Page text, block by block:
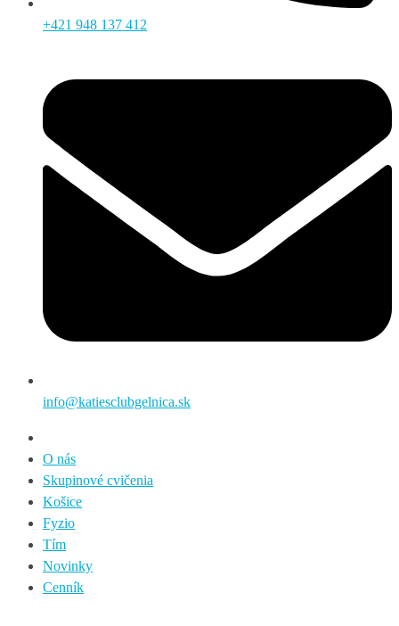
+421 948 137 412
info@katiesclubgelnica.sk
O nás
Skupinové cvičenia
Košice
Fyzio
Tím
Novinky
Cenník